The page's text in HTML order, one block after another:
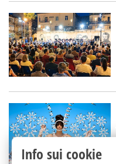
Info sui cookie